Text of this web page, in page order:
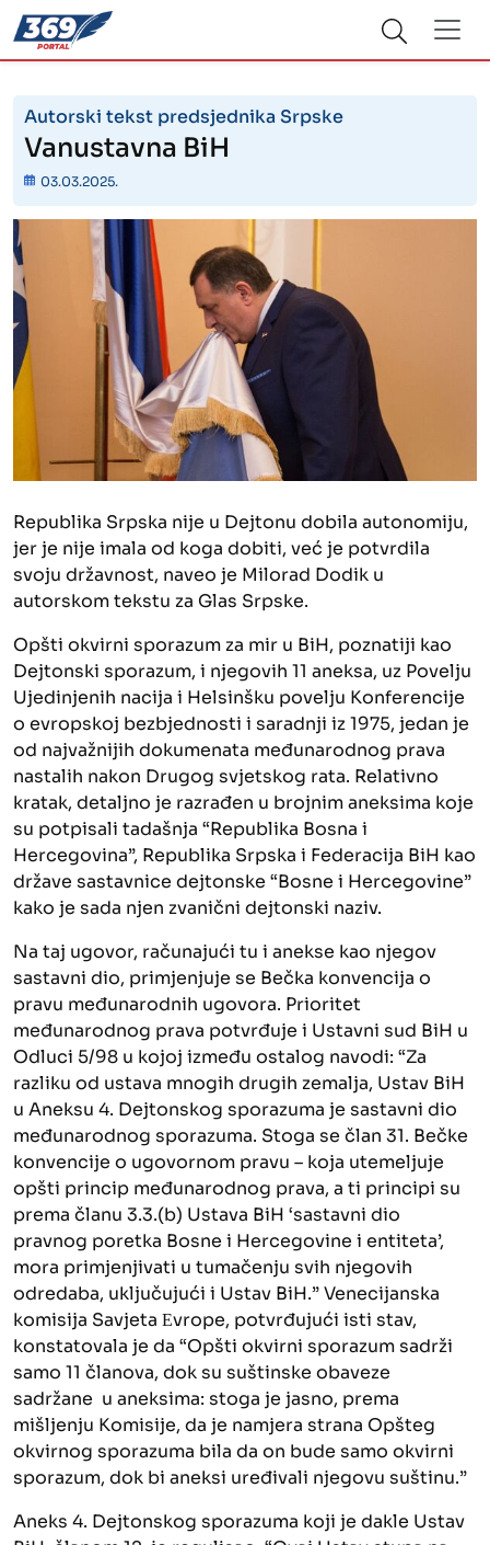
Autorski tekst predsjednika Srpske
Vanustavna BiH
03.03.2025.
Republika Srpska nije u Dejtonu dobila autonomiju,
jer je nije imala od koga dobiti, već je potvrdila
svoju državnost, naveo je Milorad Dodik u
autorskom tekstu za Glas Srpske.
Opšti okvirni sporazum za mir u BiH, poznatiji kao
Dejtonski sporazum, i njegovih 11 aneksa, uz Povelju
Ujedinjenih nacija i Helsinšku povelju Konferencije
o evropskoj bezbjednosti i saradnji iz 1975, jedan je
od najvažnijih dokumenata međunarodnog prava
nastalih nakon Drugog svjetskog rata. Relativno
kratak, detaljno je razrađen u brojnim aneksima koje
su potpisali tadašnja “Republika Bosna i
Hercegovina”, Republika Srpska i Federacija BiH kao
države sastavnice dejtonske “Bosne i Hercegovine”
kako je sada njen zvanični dejtonski naziv.
Na taj ugovor, računajući tu i anekse kao njegov
sastavni dio, primjenjuje se Bečka konvencija o
pravu međunarodnih ugovora. Prioritet
međunarodnog prava potvrđuje i Ustavni sud BiH u
Odluci 5/98 u kojoj između ostalog navodi: “Za
razliku od ustava mnogih drugih zemalja, Ustav BiH
u Aneksu 4. Dejtonskog sporazuma je sastavni dio
međunarodnog sporazuma. Stoga se član 31. Bečke
konvencije o ugovornom pravu – koja utemeljuje
opšti princip međunarodnog prava, a ti principi su
prema članu 3.3.(b) Ustava BiH ‘sastavni dio
pravnog poretka Bosne i Hercegovine i entiteta’,
mora primjenjivati u tumačenju svih njegovih
odredaba, uključujući i Ustav BiH.” Venecijanska
komisija Savjeta Еvrope, potvrđujući isti stav,
konstatovala je da “Opšti okvirni sporazum sadrži
samo 11 članova, dok su suštinske obaveze
sadržane u aneksima: stoga je jasno, prema
mišljenju Komisije, da je namjera strana Opšteg
okvirnog sporazuma bila da on bude samo okvirni
sporazum, dok bi aneksi uređivali njegovu suštinu.”
Aneks 4. Dejtonskog sporazuma koji je dakle Ustav